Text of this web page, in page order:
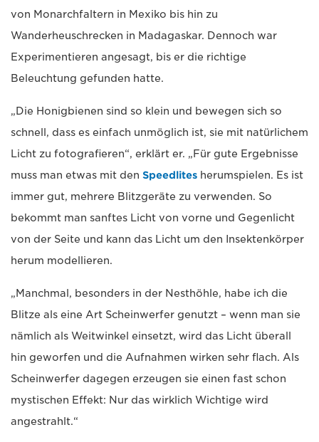
von Monarchfaltern in Mexiko bis hin zu
Wanderheuschrecken in Madagaskar. Dennoch war
Experimentieren angesagt, bis er die richtige
Beleuchtung gefunden hatte.
„Die Honigbienen sind so klein und bewegen sich so
schnell, dass es einfach unmöglich ist, sie mit natürlichem
Licht zu fotografieren“, erklärt er. „Für gute Ergebnisse
muss man etwas mit den Speedlites herumspielen. Es ist
immer gut, mehrere Blitzgeräte zu verwenden. So
bekommt man sanftes Licht von vorne und Gegenlicht
von der Seite und kann das Licht um den Insektenkörper
herum modellieren.
„Manchmal, besonders in der Nesthöhle, habe ich die
Blitze als eine Art Scheinwerfer genutzt – wenn man sie
nämlich als Weitwinkel einsetzt, wird das Licht überall
hin geworfen und die Aufnahmen wirken sehr flach. Als
Scheinwerfer dagegen erzeugen sie einen fast schon
mystischen Effekt: Nur das wirklich Wichtige wird
angestrahlt.“